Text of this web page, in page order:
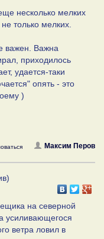
несколько мелких
только мелких.
важен. Важна
приходилось
удается-таки
опять - это
)
Максим Перов
на северной
усиливающегося
ветра ловил в